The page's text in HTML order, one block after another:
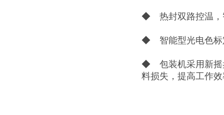
◆ 热封双路控温，
◆ 智能型光电色标
◆ 包装机采用新摇
料损失，提高工作